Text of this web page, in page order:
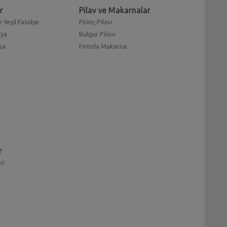
Yeşil Fasulye
Pilav ve Makarnalar
Pirinç Pilavı
Bulgur Pilavı
Fırında Makarna